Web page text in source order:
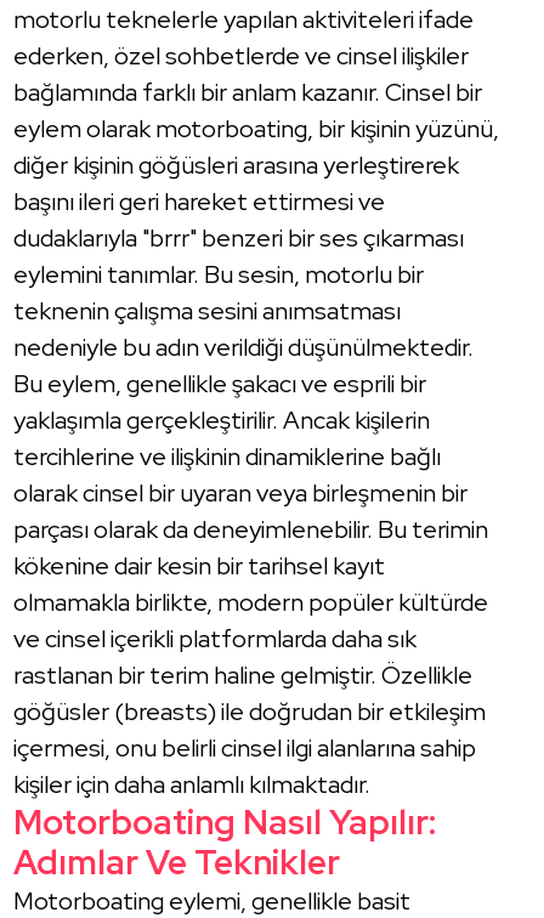
motorlu teknelerle yapılan aktiviteleri ifade
ederken, özel sohbetlerde ve cinsel ilişkiler
bağlamında farklı bir anlam kazanır. Cinsel bir
eylem olarak motorboating, bir kişinin yüzünü,
diğer kişinin göğüsleri arasına yerleştirerek
başını ileri geri hareket ettirmesi ve
dudaklarıyla "brrr" benzeri bir ses çıkarması
eylemini tanımlar. Bu sesin, motorlu bir
teknenin çalışma sesini anımsatması
nedeniyle bu adın verildiği düşünülmektedir.
Bu eylem, genellikle şakacı ve esprili bir
yaklaşımla gerçekleştirilir. Ancak kişilerin
tercihlerine ve ilişkinin dinamiklerine bağlı
olarak cinsel bir uyaran veya birleşmenin bir
parçası olarak da deneyimlenebilir. Bu terimin
kökenine dair kesin bir tarihsel kayıt
olmamakla birlikte, modern popüler kültürde
ve cinsel içerikli platformlarda daha sık
rastlanan bir terim haline gelmiştir. Özellikle
göğüsler (breasts) ile doğrudan bir etkileşim
içermesi, onu belirli cinsel ilgi alanlarına sahip
kişiler için daha anlamlı kılmaktadır.
Motorboating Nasıl Yapılır:
Adımlar Ve Teknikler
Motorboating eylemi, genellikle basit